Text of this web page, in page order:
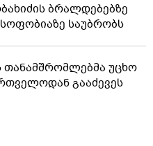
ბრალდებებზე
საუბრობს
თანამშრომლებმა უცხო
გააძევეს